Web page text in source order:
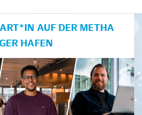
AUF DER METHA
HAFEN